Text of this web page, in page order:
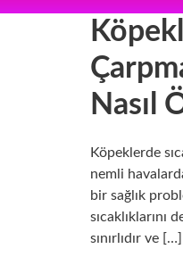
Nasıl
Köpeklerde
nemli
bir sağlık
sınırlıdır ve […]